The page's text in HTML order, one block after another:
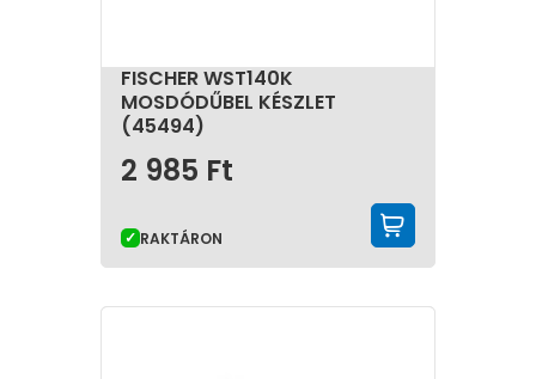
FISCHER WST140K
MOSDÓDŰBEL KÉSZLET
(45494)
2 985 Ft
RAKTÁRON